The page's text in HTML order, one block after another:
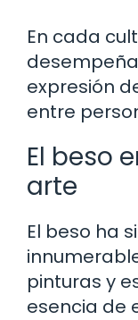
En cada
expresión
entre
El beso
arte
El beso ha
pinturas y
esencia de